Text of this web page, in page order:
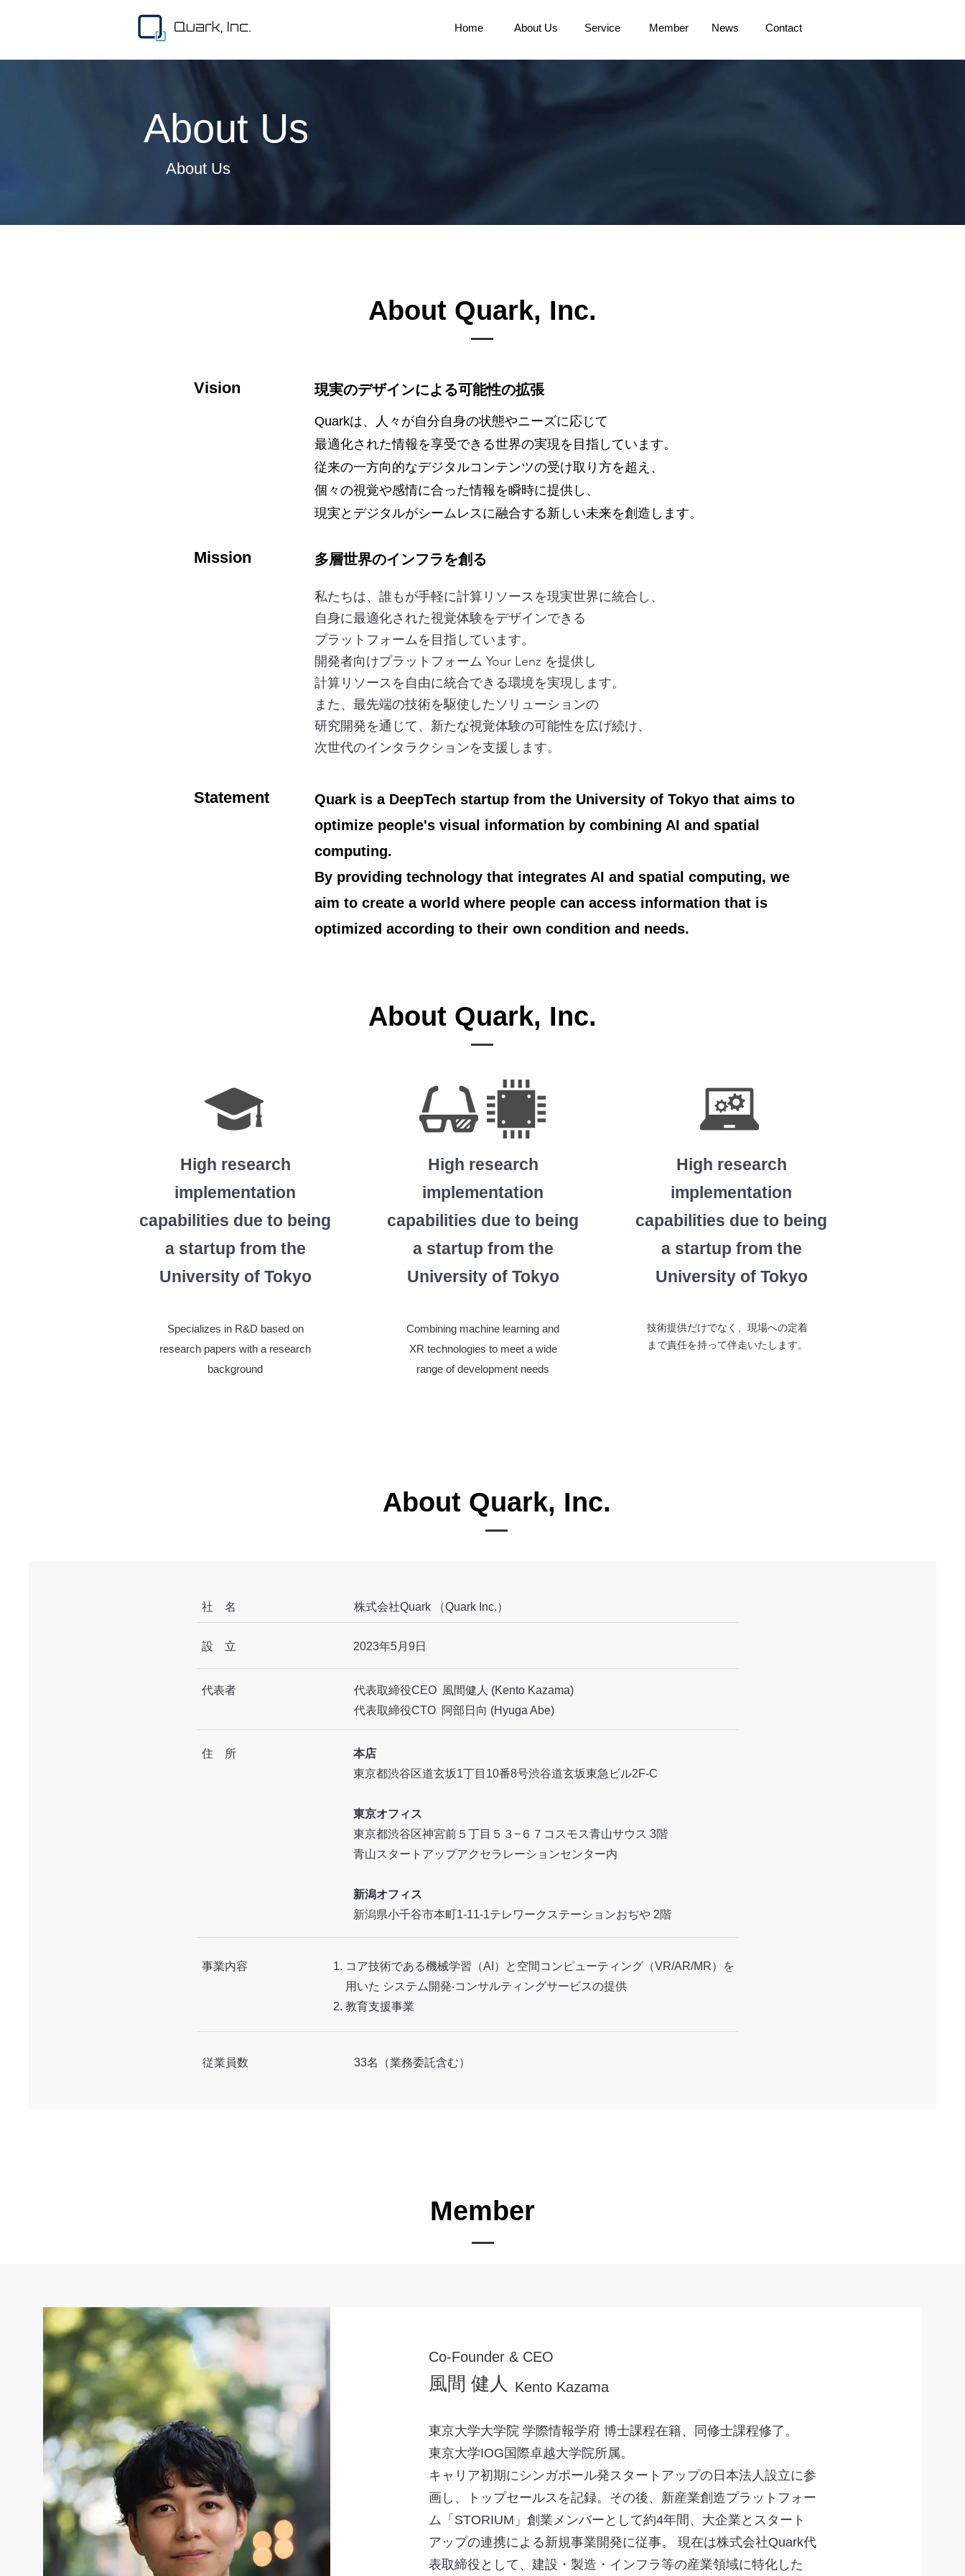
Home About Us Service Member News Contact
About Us
About Us
About Quark, Inc.
Vision 現実のデザインによる可能性の拡張
Quarkは、人々が自分自身の状態やニーズに応じて
最適化された情報を享受できる世界の実現を目指しています。
従来の一方向的なデジタルコンテンツの受け取り方を超え、
個々の視覚や感情に合った情報を瞬時に提供し、
現実とデジタルがシームレスに融合する新しい未来を創造します。
Mission 多層世界のインフラを創る
私たちは、誰もが手軽に計算リソースを現実世界に統合し、
自身に最適化された視覚体験をデザインできる
プラットフォームを目指しています。
開発者向けプラットフォーム Your Lenz を提供し
計算リソースを自由に統合できる環境を実現します。​
また、最先端の技術を駆使したソリューションの
研究開発を通じて、新たな視覚体験の可能性を広げ続け、
次世代のインタラクションを支援します。
Statement
Quark is a DeepTech startup from the University of Tokyo that aims to
optimize people's visual information by combining AI and spatial
computing.
By providing technology that integrates AI and spatial computing, we
aim to create a world where people can access information that is
optimized according to their own condition and needs.
About Quark, Inc.
High research
implementation
capabilities due to being
a startup from the
University of Tokyo
Specializes in R&D based on
research papers with a research
background
High research
implementation
capabilities due to being
a startup from the
University of Tokyo
Combining machine learning and
XR technologies to meet a wide
range of development needs
High research
implementation
capabilities due to being
a startup from the
University of Tokyo
技術提供だけでなく、現場への定着
まで責任を持って伴走いたします。
About Quark, Inc.
​社 名 株式会社Quark （Quark Inc.）
設 立 2023年5月9日
代表者
代表取締役CEO 風間健人 (Kento Kazama)
代表取締役CTO 阿部日向 (Hyuga Abe)
住 所
本店
東京都渋谷区道玄坂1丁目10番8号渋谷道玄坂東急ビル2F-C
東京オフィス
東京都渋谷区神宮前５丁目５３−６７コスモス青山サウス 3階
青山スタートアップアクセラレーションセンター内
新潟オフィス
新潟県小千谷市本町1-11-1テレワークステーションおぢや 2階
事業内容
コア技術である機械学習（AI）と空間コンピューティング（VR/AR/MR）を
⽤いた システム開発‧コンサルティングサービスの提供
​教育支援事業
従業員数 33名（業務委託含む）
Member
Co-Founder & CEO
風間 健人 Kento Kazama
東京大学大学院 学際情報学府 博士課程在籍、同修士課程修了。
東京大学IOG国際卓越大学院所属。
キャリア初期にシンガポール発スタートアップの日本法人設立に参
画し、トップセールスを記録。その後、新産業創造プラットフォー
ム「STORIUM」創業メンバーとして約4年間、大企業とスタート
アップの連携による新規事業開発に従事。 現在は株式会社Quark代
表取締役として、建設・製造・インフラ等の産業領域に特化した